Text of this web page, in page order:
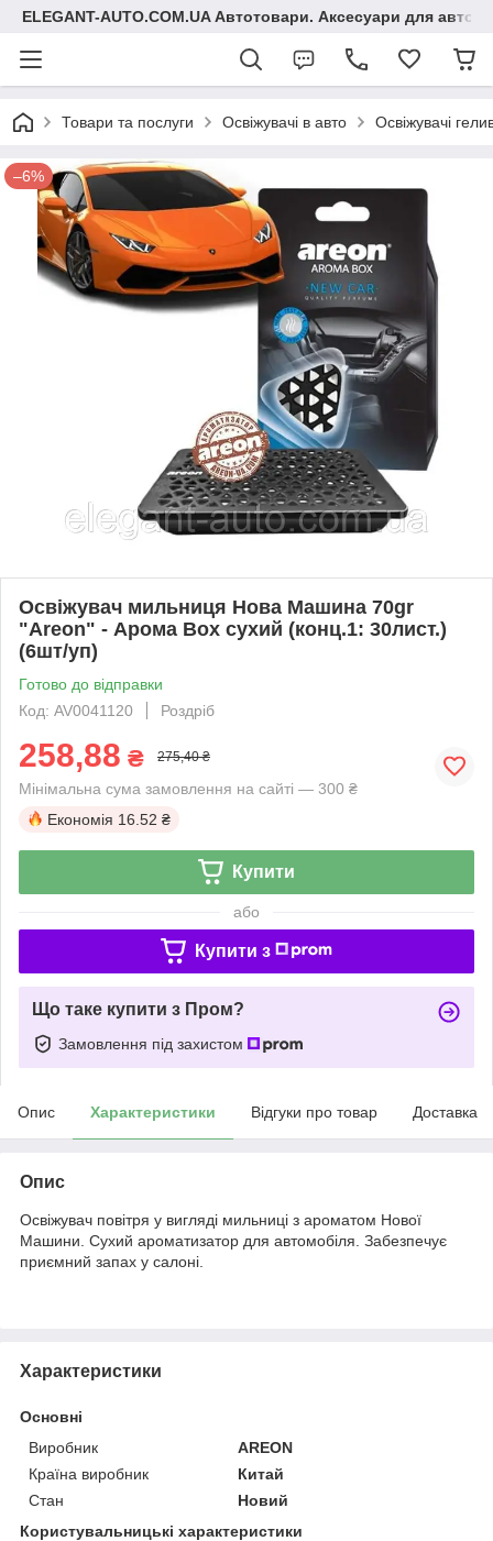
ELEGANT-AUTO.COM.UA Автотовари. Аксесуари для авто
Товари та послуги Освіжувачі в авто Освіжувачі
–6%
Освіжувач мильниця Нова Машина 70gr
"Areon" - Арома Box сухий (конц.1: 30лист.)
(6шт/уп)
Готово до відправки
Код: AV0041120
Роздріб
258,88 ₴ 275,40 ₴
Мінімальна сума замовлення на сайті — 300 ₴
Економія 16.52 ₴
Купити
або
Купити з
Що таке купити з Пром?
Замовлення під захистом
Опис Характеристики Відгуки про товар Доставка
Опис
Освіжувач повітря у вигляді мильниці з ароматом Нової
Машини. Сухий ароматизатор для автомобіля. Забезпечує
приємний запах у салоні.
Характеристики
Основні
Виробник
AREON
Країна виробник
Китай
Стан
Новий
Користувальницькі характеристики